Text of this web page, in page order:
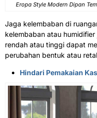
Eropa Style Modern Dipan
Jaga kelembaban di
kelembaban atau
rendah atau tinggi dapat
perubahan bentuk atau
Hindari Pemakaian